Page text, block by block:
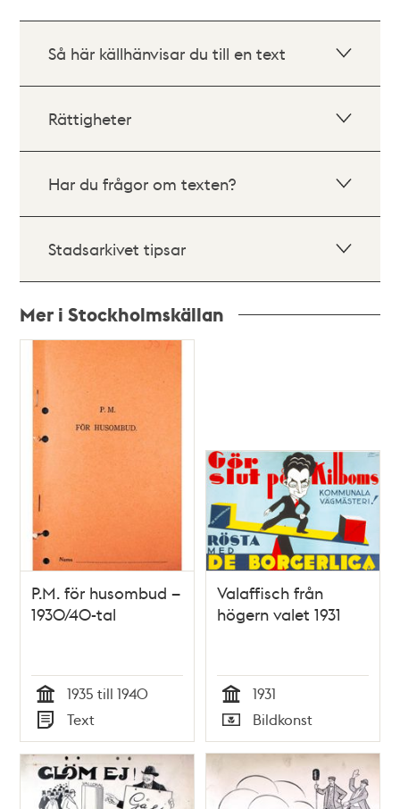
Så här källhänvisar du till en text
Rättigheter
Har du frågor om texten?
Stadsarkivet tipsar
Mer i Stockholmskällan
och
teman
P.M. för husombud –
1930/40-tal
Tid
1935 till 1940
Typ
Text
Valaffisch från
högern valet 1931
Tid
1931
Typ
Bildkonst